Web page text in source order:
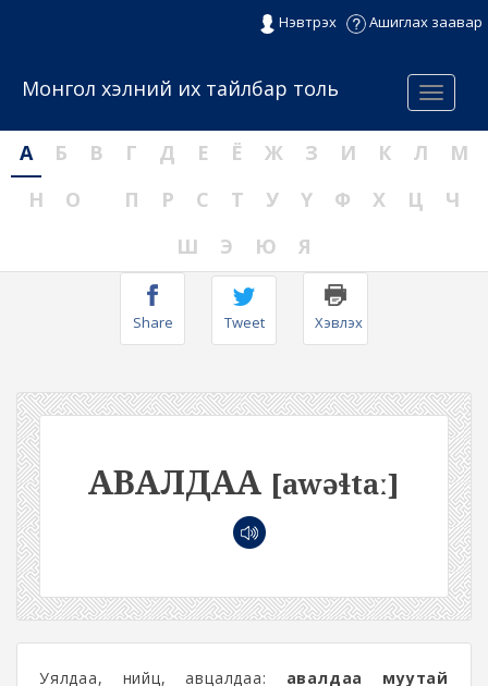
Нэвтрэх Ашиглах заавар
Menu
Монгол хэлний их тайлбар толь
А Б В Г Д Е Ё Ж З И К Л
М
Н
О П Р С Т У Ү Ф Х Ц
Ч
Ш
Э Ю Я
Share Tweet Хэвлэх
АВАЛДАА [awəɬtaː]
Уялдаа, нийц, авцалдаа: авалдаа муутай